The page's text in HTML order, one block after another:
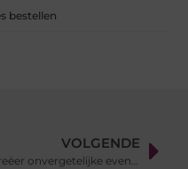
bestellen
VOLGENDE
Creëer onvergetelijke evenementen met unieke attracties